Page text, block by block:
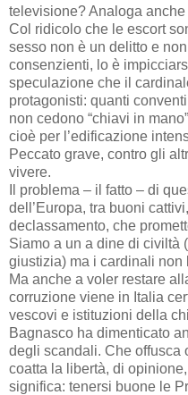
televisione? Analoga
Col ridicolo che le escort
sesso non è un delitto e
consenzienti, lo è
speculazione che il
protagonisti: quanti
non cedono “chiavi in
cioè per l’edificazione
Peccato grave, contro gli
vivere.
Il problema – il fatto – di
dell’Europa, tra buoni
declassamento, che
Siamo a un a dine di civiltà
giustizia) ma i cardinali non
Ma anche a voler restare
corruzione viene in Italia
vescovi e istituzioni della
Bagnasco ha dimenticato
degli scandali. Che offusca
coatta la libertà, di
significa: tenersi buone le